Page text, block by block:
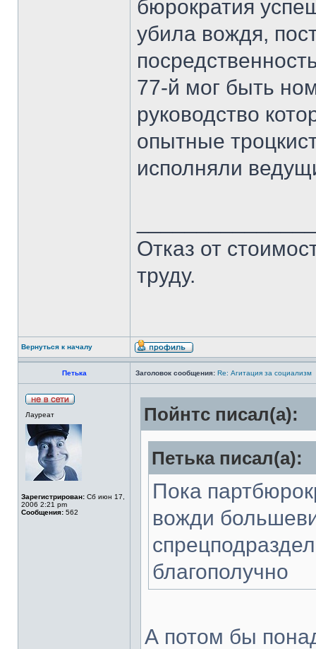
бюрократия
убила вождя,
77-й мог быть
руководство
опытные
исполняли
Отказ от
труду.
Вернуться к началу
Петька Заголовок сообщения: Re: Агитация за социализм
Лауреат
Зарегистрирован: Сб июн 17,
2006 2:21 pm
Сообщения: 562
Пойнтс писал(а):
Петька писал(а):
Пока
вожди
благополучно
А потом бы